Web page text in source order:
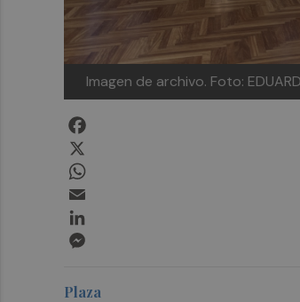
Imagen de archivo. Foto:
Plaza